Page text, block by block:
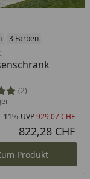
Preis
3 Farben
(2)
am Lager
-11% UVP929,07 CHF
822,28 CHF
Produkt